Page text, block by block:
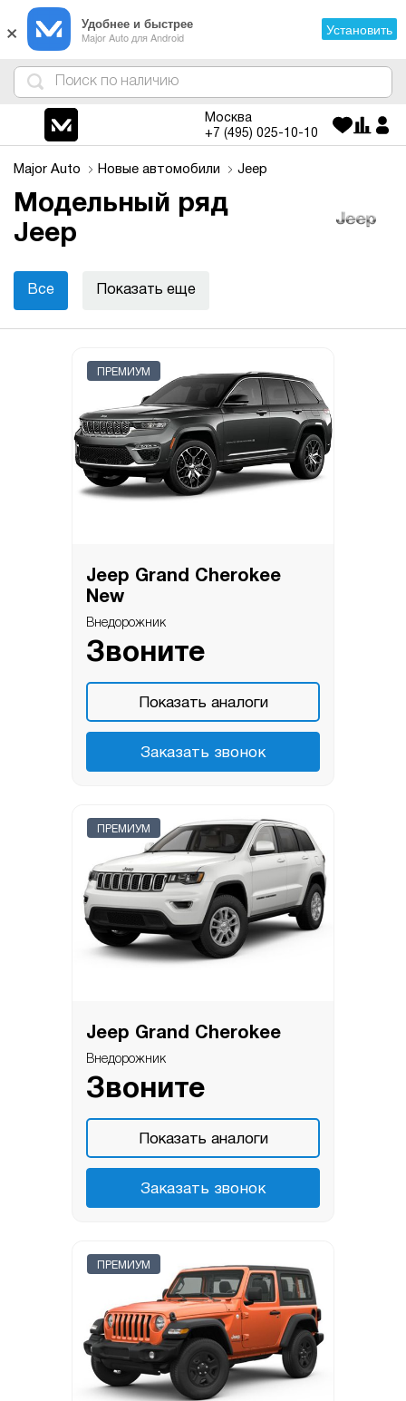
4
1
3
2
Москва
+7 (495) 025-10-10
Major Auto Новые автомобили Jeep
Модельный ряд
Jeep
Все Показать еще
ПРЕМИУМ
Jeep Grand Cherokee
New
Внедорожник
Звоните
Показать аналоги
Заказать звонок
ПРЕМИУМ
Jeep Grand Cherokee
Внедорожник
Звоните
Показать аналоги
Заказать звонок
ПРЕМИУМ
× Удобнее и быстрее
Major Auto для Android Установить